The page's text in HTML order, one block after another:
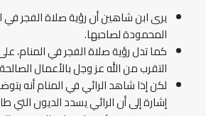
يرى ابن شاهين أن رؤية صلاة الفجر في
المحمودة لصاحبها.
كما تدل رؤية صلاة الفجر في المنام،
التقرب من الله عز وجل بالأعمال
لكن إذا شاهد الرائي في المنام أنه
إشارة إلى أن الرائي يسدد الديون التي